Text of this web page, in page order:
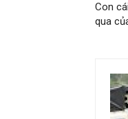
Con
qua